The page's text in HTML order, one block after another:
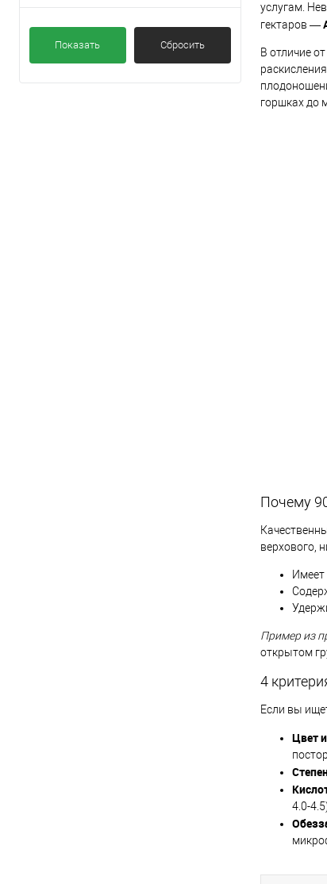
Показать Сбросить
услугам.
гектаров —
В отличие
горшках до
Почему
верхового,
Имеет
Пример из
открытом
4
Если вы
Цвет
4.0-